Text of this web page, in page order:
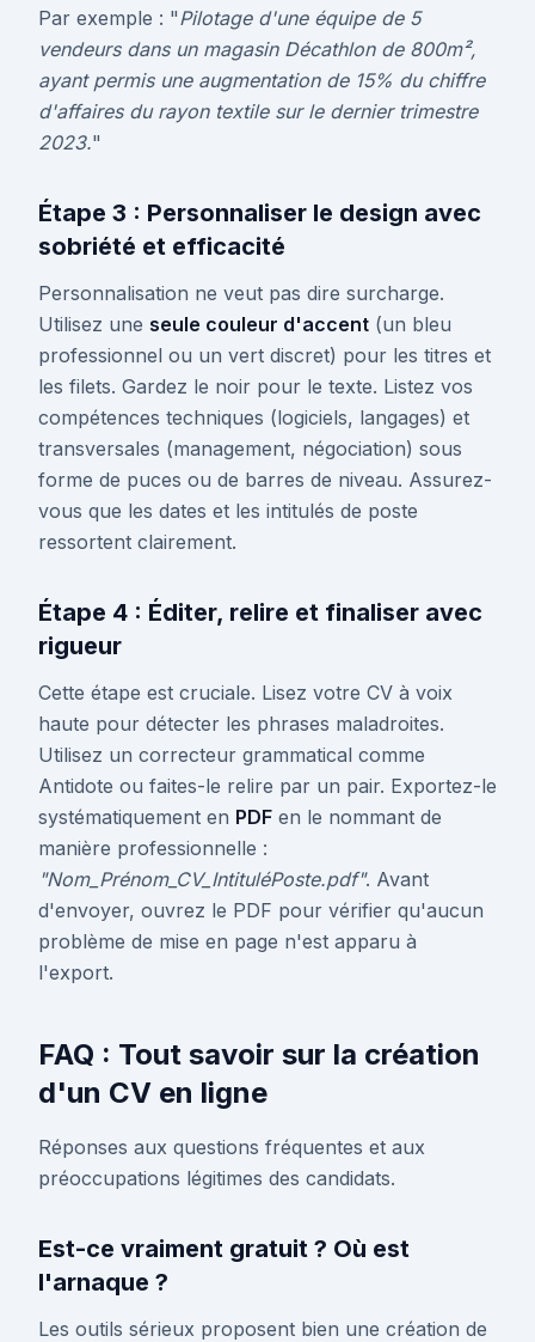
Par exemple : "Pilotage d'une équipe de 5
vendeurs dans un magasin Décathlon de 800m²,
ayant permis une augmentation de 15% du chiffre
d'affaires du rayon textile sur le dernier trimestre
2023."
Étape 3 : Personnaliser le design avec
sobriété et efficacité
Personnalisation ne veut pas dire surcharge.
Utilisez une seule couleur d'accent (un bleu
professionnel ou un vert discret) pour les titres et
les filets. Gardez le noir pour le texte. Listez vos
compétences techniques (logiciels, langages) et
transversales (management, négociation) sous
forme de puces ou de barres de niveau. Assurez-
vous que les dates et les intitulés de poste
ressortent clairement.
Étape 4 : Éditer, relire et finaliser avec
rigueur
Cette étape est cruciale. Lisez votre CV à voix
haute pour détecter les phrases maladroites.
Utilisez un correcteur grammatical comme
Antidote ou faites-le relire par un pair. Exportez-le
systématiquement en PDF en le nommant de
manière professionnelle :
"Nom_Prénom_CV_IntituléPoste.pdf". Avant
d'envoyer, ouvrez le PDF pour vérifier qu'aucun
problème de mise en page n'est apparu à
l'export.
FAQ : Tout savoir sur la création
d'un CV en ligne
Réponses aux questions fréquentes et aux
préoccupations légitimes des candidats.
Est-ce vraiment gratuit ? Où est
l'arnaque ?
Les outils sérieux proposent bien une création de